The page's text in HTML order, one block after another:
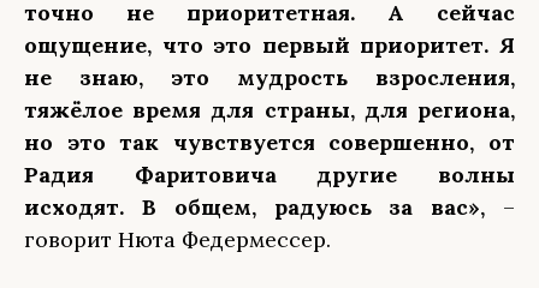
точно не приоритетная. А сейчас
ощущение, что это первый приоритет. Я
не знаю, это мудрость взросления,
тяжёлое время для страны, для региона,
но это так чувствуется совершенно, от
Радия Фаритовича другие волны
исходят. В общем, радуюсь за вас», –
говорит Нюта Федермессер.